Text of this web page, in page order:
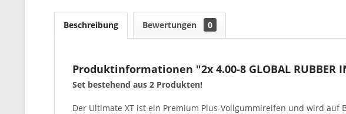
Beschreibung Bewertungen 0
Produktinformationen "2x 4.00-8 GLOBAL RUBBER
Set bestehend aus 2 Produkten!
Der Ultimate XT ist ein Premium Plus-Vollgummireifen und wird